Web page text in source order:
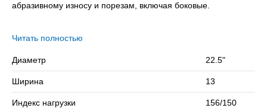
абразивному износу и порезам, включая боковые.
допустимой нагрузкой 4000 / 3350 кг. на колесо (одинарная
Сомневаетесь в выборе? Позвоните нам – подберем
подходящий вариант!
Читать полностью
Диаметр 22.5"
Ширина 13
Индекс нагрузки 156/150